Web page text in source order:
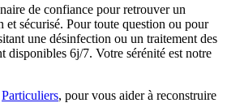
de confiance pour retrouver un
et sécurisé. Pour toute question ou pour
une désinfection ou un traitement des
disponibles 6j/7. Votre sérénité est notre
Particuliers, pour vous aider à reconstruire